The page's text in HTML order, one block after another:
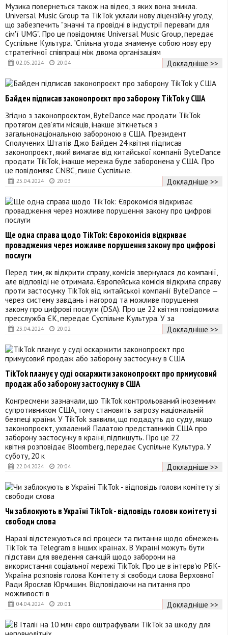
02.05.2024 20:04
Музика повернеться також на відео, з яких вона зникла.
Universal Music Group та TikTok уклали нову ліцензійну угоду,
що забезпечить "значні та провідні в індустрії переваги для
сім'ї UMG". Про це повідомляє Universal Music Group, передає
Суспільне Культура. "Спільна угода знаменує собою нову еру
стратегічної співпраці між двома організаціям
Докладніше >>
25.04.2024 20:03
Байден підписав законопроєкт про заборону TikTok у США
Згідно з законопроєктом, ByteDance має продати TikTok
протягом дев’яти місяців, інакше зіткнеться з
загальнонаціональною забороною в США. Президент
Сполучених Штатів Джо Байден 24 квітня підписав
законопроєкт, який вимагає від китайської компанії ByteDance
продати TikTok, інакше мережа буде заборонена у США. Про
це повідомляє CNBC, пише Суспільне.
Докладніше >>
23.04.2024 20:02
Ще одна справа щодо TikTok: Єврокомісія відкриває
провадження через можливе порушення закону про цифрові
послуги
Перед тим, як відкрити справу, комісія звернулася до компанії,
але відповіді не отримала. Європейська комісія відкрила справу
проти застосунку TikTok від китайської компанії ByteDance —
через систему завдань і нагород та можливе порушення
закону про цифрові послуги (DSA). Про це 22 квітня повідомила
пресслужба ЄК, передає Суспільне Культура. У за
Докладніше >>
22.04.2024 20:04
TikTok планує у суді оскаржити законопроєкт про примусовий
продаж або заборону застосунку в США
Конгресмени зазначали, що TikTok контрольований іноземним
супротивником США, тому становить загрозу національній
безпеці країни. У TikTok заявили, що подадуть до суду, якщо
законопроєкт, ухвалений Палатою представників США про
заборону застосунку в країні, підпишуть. Про це 22
квітня розповідає Bloomberg, передає Суспільне Культура. У
суботу, 20 к
Докладніше >>
04.04.2024 20:01
Чи заблокують в Україні TikTok - відповідь голови комітету зі
свободи слова
Наразі відстежуються всі процеси та питання щодо обмежень
TikTok та Telegram в інших країнах. В Україні можуть бути
підстави для введення санкцій щодо заборони на
використання соціальної мережі TikTok. Про це в інтерв'ю РБК-
Україна розповів голова Комітету зі свободи слова Верховної
Ради Ярослав Юрчишин. Відповідаючи на питання про
можливості в
Докладніше >>